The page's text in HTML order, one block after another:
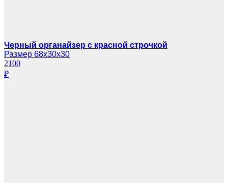
Черный органайзер с красной строчкой
Размер 68х30х30
2100
₽